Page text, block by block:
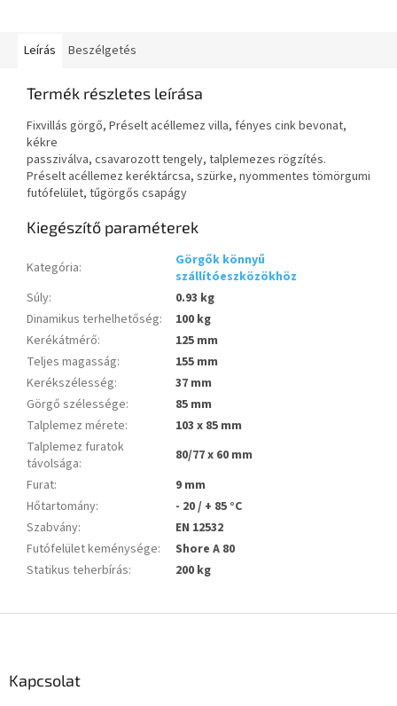
Leírás
Beszélgetés
Termék részletes leírása
Fixvillás görgő, Préselt acéllemez villa, fényes cink bevonat,
kékre
passziválva, csavarozott tengely, talplemezes rögzítés.
Préselt acéllemez keréktárcsa, szürke, nyommentes tömörgumi
futófelület, tűgörgős csapágy
Kiegészítő paraméterek
Kategória:
Görgők könnyű
szállítóeszközökhöz
Súly:
0.93 kg
Dinamikus terhelhetőség:
100 kg
Kerékátmérő:
125 mm
Teljes magasság:
155 mm
Kerékszélesség:
37 mm
Görgő szélessége:
85 mm
Talplemez mérete:
103 x 85 mm
Talplemez furatok
távolsága:
80/77 x 60 mm
Furat:
9 mm
Hőtartomány:
- 20 / + 85 °C
Szabvány:
EN 12532
Futófelület keménysége:
Shore A 80
Statikus teherbírás: 200 kg
Kapcsolat